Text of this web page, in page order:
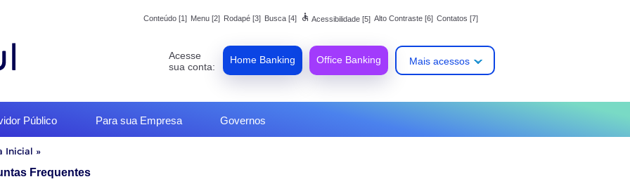
Conteúdo [1] Menu [2] Rodapé [3] Busca [4] accessible Acessibilidade [5] Alto Contraste [6] Contatos [7]
Acesse
sua conta:
Home Banking Office Banking Mais acessos
Público Para sua Empresa Governos
Inicial »
Frequentes